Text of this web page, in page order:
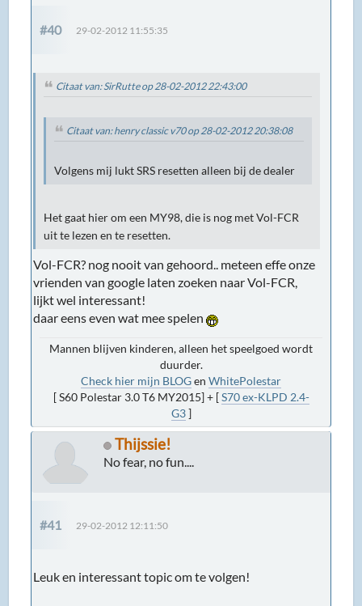
#40 29-02-2012 11:55:35
Citaat van: SirRutte op 28-02-2012 22:43:00
Citaat van: henry classic v70 op 28-02-2012 20:38:08
Volgens mij lukt SRS resetten alleen bij de dealer
Het gaat hier om een MY98, die is nog met Vol-FCR
uit te lezen en te resetten.
Vol-FCR? nog nooit van gehoord.. meteen effe onze
vrienden van google laten zoeken naar Vol-FCR,
lijkt wel interessant!
daar eens even wat mee spelen
Mannen blijven kinderen, alleen het speelgoed wordt
duurder.
Check hier mijn BLOGen WhitePolestar
[ S60 Polestar 3.0 T6 MY2015] + [S70 ex-KLPD 2.4-
G3]
Thijssie!
No fear, no fun....
#41 29-02-2012 12:11:50
Leuk en interessant topic om te volgen!